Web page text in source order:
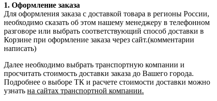
1. Оформление заказа
Для оформления заказа с доставкой товара в регионы России,
необходимо сказать об этом нашему менеджеру в телефонном
разговоре или выбрать соответствующий способ доставки в
Корзине при оформление заказа через сайт.(комментарии
написать)
Далее необходимо выбрать транспортную компании и
просчитать стоимость доставки заказа до Вашего города.
Подробнее о выборе ТК и расчете стоимости доставки можно
узнать на сайтах транспортной компании.